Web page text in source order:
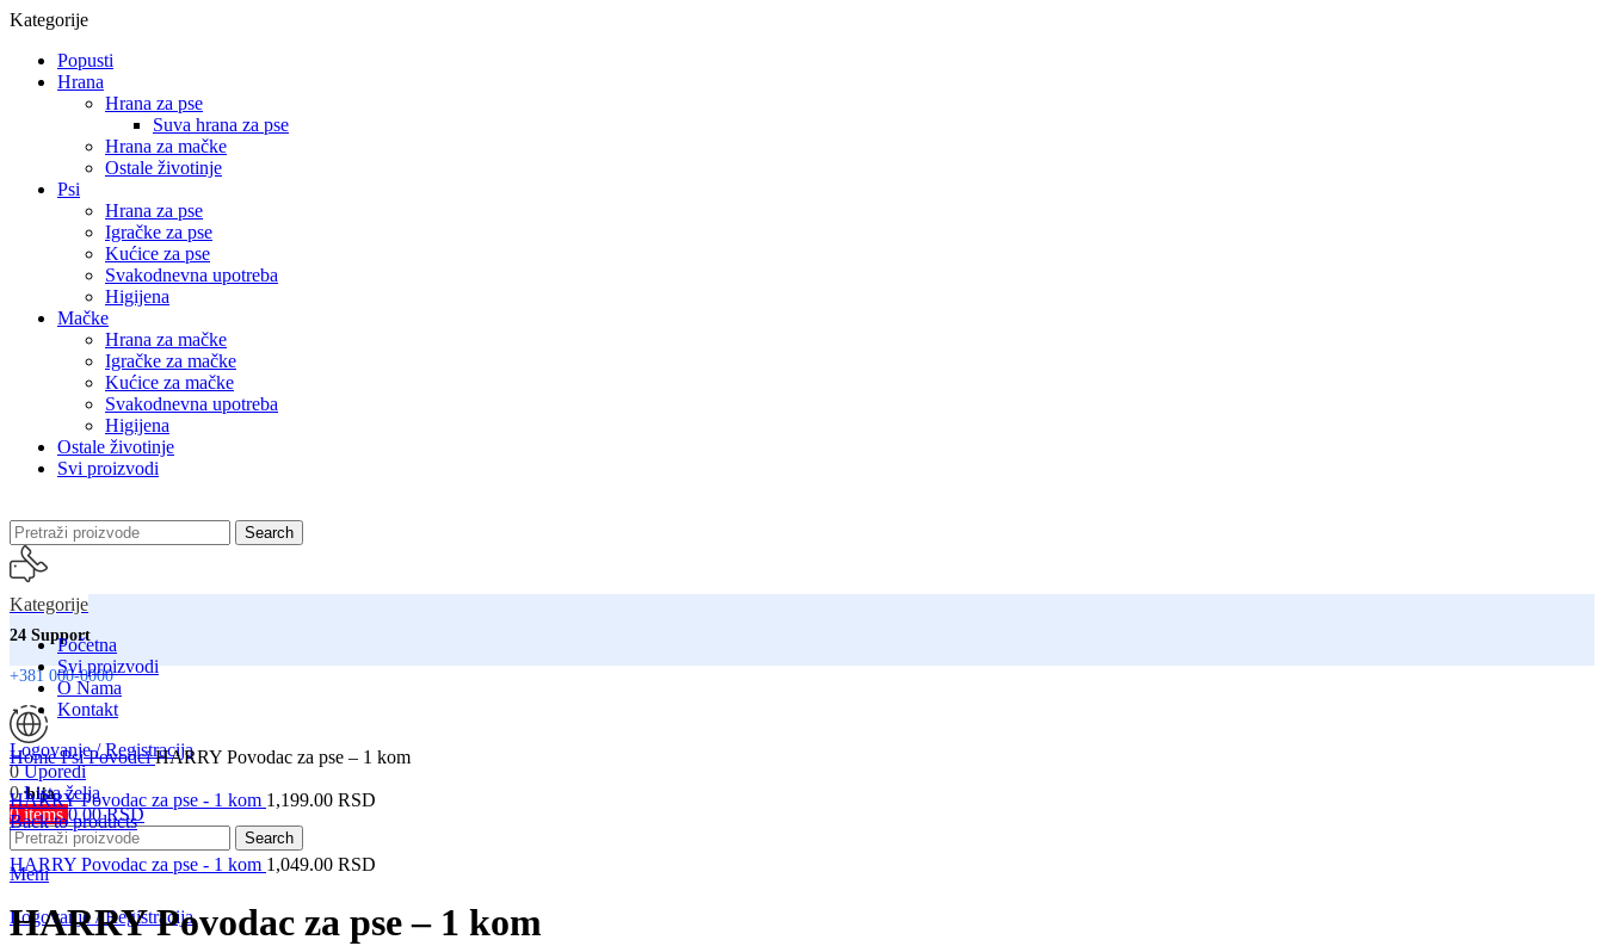
Kategorije
Popusti
Hrana
Hrana za pse
Suva hrana za pse
Hrana za mačke
Ostale životinje
Psi
Hrana za pse
Igračke za pse
Kućice za pse
Svakodnevna upotreba
Higijena
Mačke
Hrana za mačke
Igračke za mačke
Kućice za mačke
Svakodnevna upotreba
Higijena
Ostale životinje
Svi proizvodi
Search
24 Support
+381 000-0000
Srbija
Isporuka na adresu
Meni
Logovanje / Registracija
Kategorije
Početna
Svi proizvodi
O Nama
Kontakt
Logovanje / Registracija
0 Uporedi
0Lista želja
0items 0.00RSD
Search
Click to enlarge
HomePsiPovodciHARRY Povodac za pse – 1 kom
HARRY Povodac za pse - 1 kom 1,199.00 RSD
Back to products
HARRY Povodac za pse - 1 kom 1,049.00 RSD
HARRY Povodac za pse – 1 kom